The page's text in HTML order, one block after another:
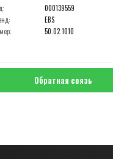
000139559
EBS
50.02.1010
Обратная связь